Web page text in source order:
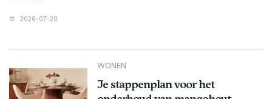
2026-07-20
WONEN
Je stappenplan voor het